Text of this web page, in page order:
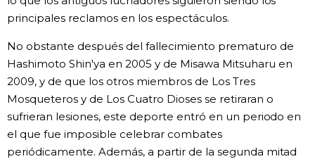
principales reclamos en los espectáculos.
No obstante después del fallecimiento prematuro de
Hashimoto Shin'ya en 2005 y de Misawa Mitsuharu en
2009, y de que los otros miembros de Los Tres
Mosqueteros y de Los Cuatro Dioses se retiraran o
sufrieran lesiones, este deporte entró en un periodo en
el que fue imposible celebrar combates
periódicamente. Además, a partir de la segunda mitad